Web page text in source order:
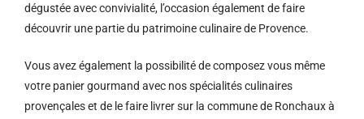
dégustée avec convivialité, l’occasion également de faire
découvrir une partie du patrimoine culinaire de Provence.
Vous avez également la possibilité de composez vous même
votre panier gourmand avec nos spécialités culinaires
provençales et de le faire livrer sur la commune de Ronchaux à